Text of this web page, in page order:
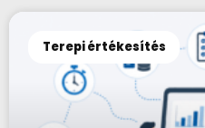
Terepi értékesítés